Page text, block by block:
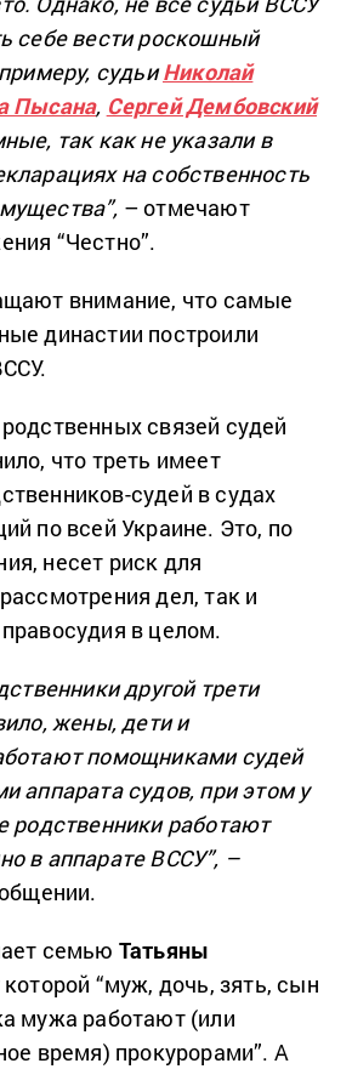
себе вести роскошный
судьиНиколай
Пысана, Сергей Дембовский
так как не указали в
на собственность
– отмечают
“Честно”.
внимание, что самые
династии построили
связей судей
что треть имеет
судей в судах
по всей Украине. Это, по
несет риск для
дел, так и
в целом.
другой трети
жены, дети и
помощниками судей
аппарата судов, при этом у
родственники работают
в аппарате ВССУ”, –
семью Татьяны
которой “муж, дочь, зять, сын
мужа работают (или
время) прокурорами”. А